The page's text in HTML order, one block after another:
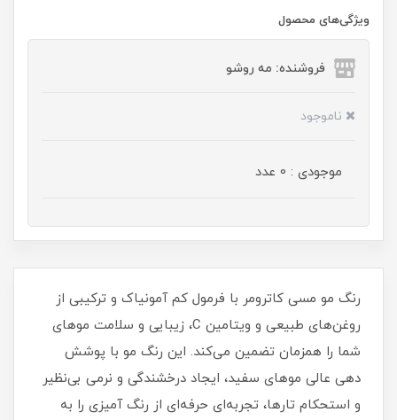
ویژگی‌های محصول
فروشنده: مه رو‌شو
ناموجود
موجودی : 0 عدد
رنگ مو مسی کاترومر با فرمول کم آمونیاک و ترکیبی از
روغن‌های طبیعی و ویتامین C، زیبایی و سلامت موهای
شما را همزمان تضمین می‌کند. این رنگ مو با پوشش
دهی عالی موهای سفید، ایجاد درخشندگی و نرمی بی‌نظیر
و استحکام تارها، تجربه‌ای حرفه‌ای از رنگ آمیزی را به